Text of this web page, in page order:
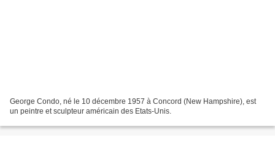
George Condo, né le 10 décembre 1957 à Concord (New Hampshire), est
un peintre et sculpteur américain des Etats-Unis.